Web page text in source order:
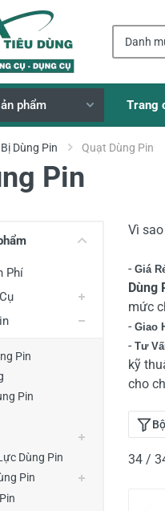
phẩm Trang
Dùng Pin Quạt Dùng Pin
Pin
Phí
Pin
Pin
Dùng Pin
Pin
Vì
- Giá
Dùng
mức
- Giao
- Tư
kỹ
cho
34 /